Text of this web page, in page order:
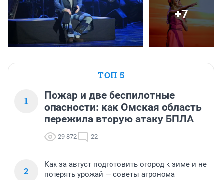
+7
ТОП 5
1
Пожар и две беспилотные
опасности: как Омская область
пережила вторую атаку БПЛА
29 872 22
2
Как за август подготовить огород к зиме и не
потерять урожай — советы агронома